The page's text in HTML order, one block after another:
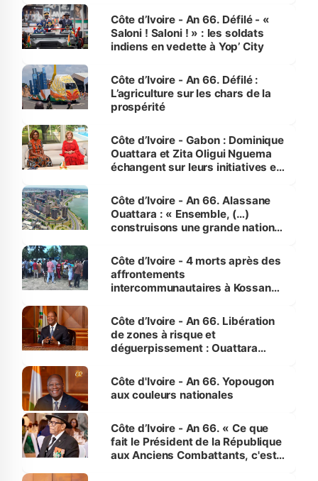
Côte d’Ivoire - An 66. Défilé - «
Saloni ! Saloni ! » : les soldats
indiens en vedette à Yop’ City
Côte d’Ivoire - An 66. Défilé :
L’agriculture sur les chars de la
prospérité
Côte d’Ivoire - Gabon : Dominique
Ouattara et Zita Oligui Nguema
échangent sur leurs initiatives en
enfants
Côte d’Ivoire - An 66. Alassane
Ouattara : « Ensemble, (…)
construisons une grande nation
générations futures »
Côte d’Ivoire - 4 morts après des
affrontements
intercommunautaires à Kossandji
milieu des sinistrés
Côte d’Ivoire - An 66. Libération
de zones à risque et
déguerpissement : Ouattara
l'Etat de droit pour préserver les
vies humaines »
Côte d'Ivoire - An 66. Yopougon
aux couleurs nationales
Côte d’Ivoire - An 66. « Ce que
fait le Président de la République
aux Anciens Combattants, c'est